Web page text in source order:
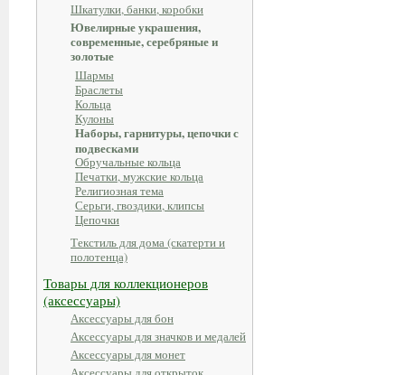
Шкатулки, банки, коробки
Ювелирные украшения,
современные, серебряные и
золотые
Шармы
Браслеты
Кольца
Кулоны
Наборы, гарнитуры, цепочки с
подвесками
Обручальные кольца
Печатки, мужские кольца
Религиозная тема
Серьги, гвоздики, клипсы
Цепочки
Текстиль для дома (скатерти и
полотенца)
Товары для коллекционеров
(аксессуары)
Аксессуары для бон
Аксессуары для значков и медалей
Аксессуары для монет